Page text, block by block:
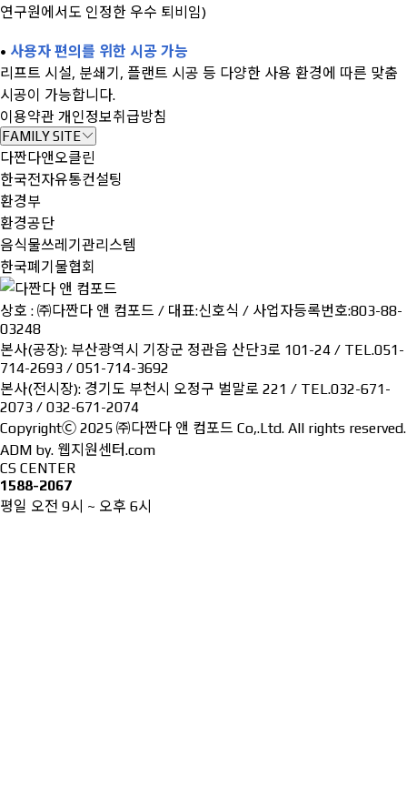
연구원에서도 인정한 우수 퇴비임)
• 사용자 편의를 위한 시공 가능
리프트 시설, 분쇄기, 플랜트 시공 등 다양한 사용 환경에 따른 맞춤
시공이 가능합니다.
이용약관 개인정보취급방침
FAMILY SITE
다짠다앤오클린
한국전자유통컨설팅
환경부
환경공단
음식물쓰레기관리스템
한국폐기물협회
상호 : ㈜다짠다 앤 컴포드 / 대표:신호식 / 사업자등록번호:803-88-
03248
본사(공장): 부산광역시 기장군 정관읍 산단3로 101-24 / TEL.051-
714-2693 / 051-714-3692
본사(전시장): 경기도 부천시 오정구 벌말로 221 / TEL.032-671-
2073 / 032-671-2074
CopyrightⒸ 2025 ㈜다짠다 앤 컴포드 Co,.Ltd. All rights reserved.
ADM by. 웹지원센터.com
CS CENTER
1588-2067
평일 오전 9시 ~ 오후 6시